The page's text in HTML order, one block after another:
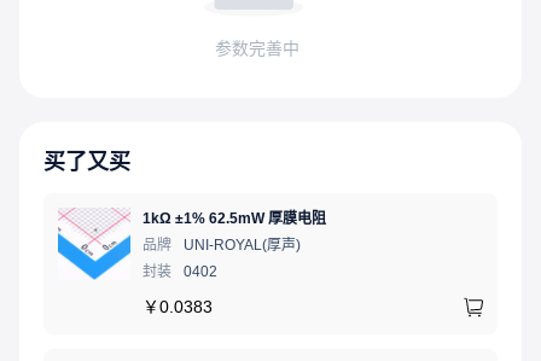
参数完善中
买了又买
1kΩ ±1% 62.5mW 厚膜电阻
品牌
UNI-ROYAL(厚声)
封装
0402
￥0.0383